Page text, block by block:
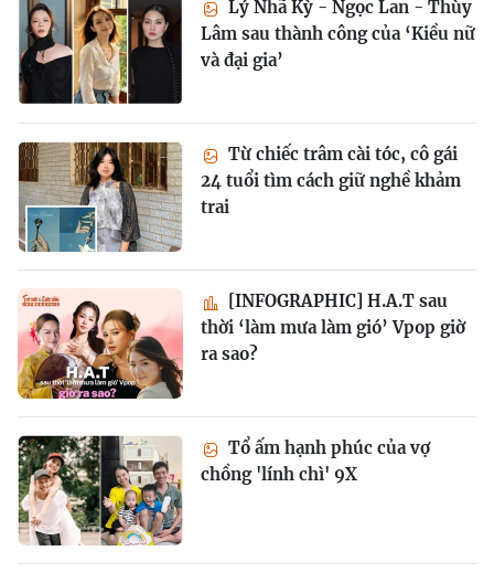
Lý Nhã Kỳ - Ngọc Lan - Thùy
Lâm sau thành công của ‘Kiều nữ
và đại gia’
Từ chiếc trâm cài tóc, cô gái
24 tuổi tìm cách giữ nghề khảm
trai
[INFOGRAPHIC] H.A.T sau
thời ‘làm mưa làm gió’ Vpop giờ
ra sao?
Tổ ấm hạnh phúc của vợ
chồng 'lính chì' 9X